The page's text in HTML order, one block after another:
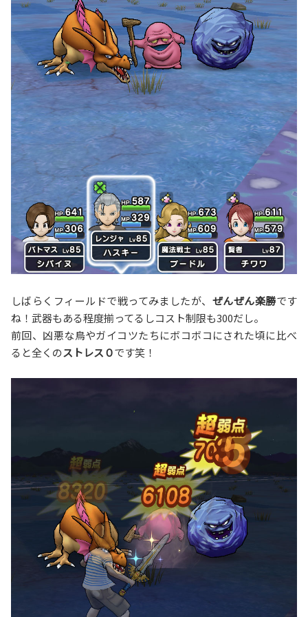
しばらくフィールドで戦ってみましたが、 ぜんぜん楽勝です
ね！武器もある程度揃ってるしコスト制限も300だし。
前回、凶悪な鳥やガイコツたちにボコボコにされた頃に比べ
ると全くのストレス０です笑！